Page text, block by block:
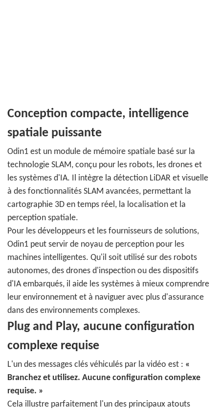
Conception compacte, intelligence
spatiale puissante
Odin1 est un module de mémoire spatiale basé sur la
technologie SLAM, conçu pour les robots, les drones et
les systèmes d'IA. Il intègre la détection LiDAR et visuelle
à des fonctionnalités SLAM avancées, permettant la
cartographie 3D en temps réel, la localisation et la
perception spatiale.
Pour les développeurs et les fournisseurs de solutions,
Odin1 peut servir de noyau de perception pour les
machines intelligentes. Qu'il soit utilisé sur des robots
autonomes, des drones d'inspection ou des dispositifs
d'IA embarqués, il aide les systèmes à mieux comprendre
leur environnement et à naviguer avec plus d'assurance
dans des environnements complexes.
Plug and Play, aucune configuration
complexe requise
L'un des messages clés véhiculés par la vidéo est : «
Branchez et utilisez. Aucune configuration complexe
requise. »
Cela illustre parfaitement l'un des principaux atouts